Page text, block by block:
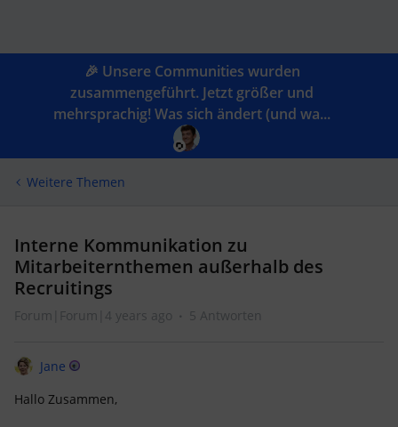
🎉 Unsere Communities wurden
zusammengeführt. Jetzt größer und
mehrsprachig! Was sich ändert (und wa...
Weitere Themen
Interne Kommunikation zu
Mitarbeiternthemen außerhalb des
Recruitings
Forum|Forum|4 years ago 5 Antworten
Jane
Hallo Zusammen,